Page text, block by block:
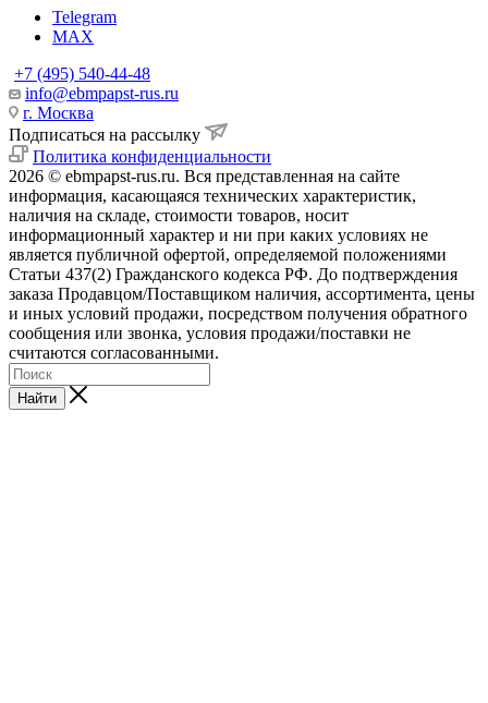
Telegram
MAX
+7 (495) 540-44-48
info@ebmpapst-rus.ru
г. Москва
Подписаться на рассылку
Политика конфиденциальности
2026 © ebmpapst-rus.ru. Вся представленная на сайте
информация, касающаяся технических характеристик,
наличия на складе, стоимости товаров, носит
информационный характер и ни при каких условиях не
является публичной офертой, определяемой положениями
Статьи 437(2) Гражданского кодекса РФ. До подтверждения
заказа Продавцом/Поставщиком наличия, ассортимента, цены
и иных условий продажи, посредством получения обратного
сообщения или звонка, условия продажи/поставки не
считаются согласованными.
Найти